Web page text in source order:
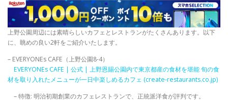
上野公園周辺には素晴らしいカフェとレストランがたくさんあります。以下
に、眺めの良い2軒をご紹介いたします。
– EVERYONEs CAFE（上野公園8-4）
EVERYONEs CAFE | 公式 | 上野恩賜公園内で東京都産の食材を堪能 旬の食
材を取り入れたメニューが一日中楽しめるカフェ (create-restaurants.co.jp)
– 特徴: 明治初期創業のカフェレストランで、正統派洋食が評判です。